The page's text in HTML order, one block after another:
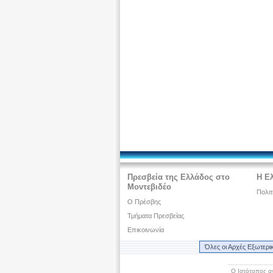
Πρεσβεία της Ελλάδος στο
Μοντεβιδέο
O Πρέσβης
Τμήματα Πρεσβείας
Επικοινωνία
Η
Όλες οι Αρχές
Ο Ιστότοπος